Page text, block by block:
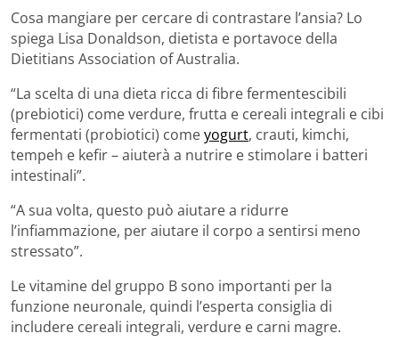
Cosa mangiare per cercare di contrastare l’ansia? Lo
spiega Lisa Donaldson, dietista e portavoce della
Dietitians Association of Australia.
“La scelta di una dieta ricca di fibre fermentescibili
(prebiotici) come verdure, frutta e cereali integrali e cibi
fermentati (probiotici) comeyogurt, crauti, kimchi,
tempeh e kefir – aiuterà a nutrire e stimolare i batteri
intestinali”.
“A sua volta, questo può aiutare a ridurre
l’infiammazione, per aiutare il corpo a sentirsi meno
stressato”.
Le vitamine del gruppo B sono importanti per la
funzione neuronale, quindi l’esperta consiglia di
includere cereali integrali, verdure e carni magre.